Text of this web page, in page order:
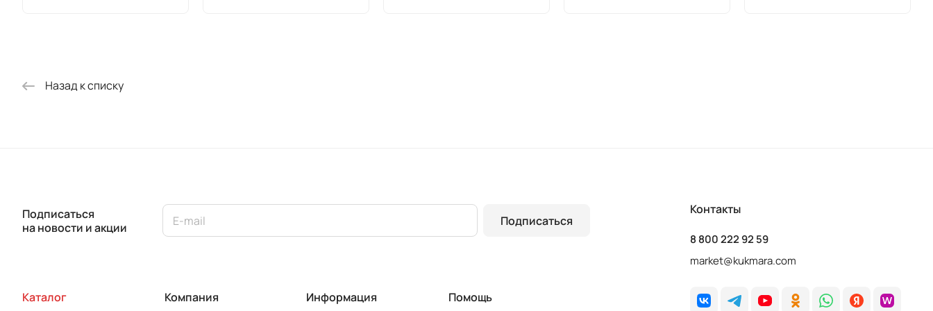
Назад к списку
Подписаться
на новости и акции
Подписаться
Каталог Компания Информация Помощь
Контакты
8 800 222 92 59
market@kukmara.com